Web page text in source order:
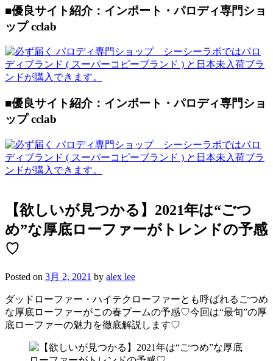
■優良サイト紹介：インポート・パロディ専門ショ
ップ cclab
■優良サイト紹介：インポート・パロディ専門ショ
ップ cclab
【欲しいが見つかる】2021年は“ごつ
め”な厚底ローファーがトレンドの予感
♡
Posted on 3月 2, 2021 by alex lee
ダッドローファー・ハイテクローファーとも呼ばれるごつめ
な厚底ローファーがこの春ブームの予感♡今回は“最旬”の厚
底ローファーの魅力を徹底解説します♡